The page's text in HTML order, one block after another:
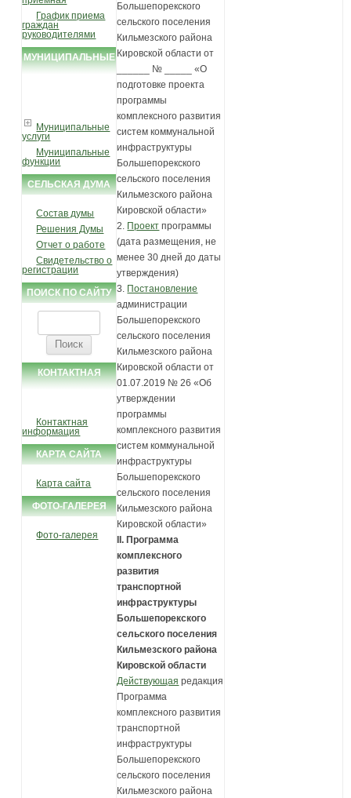
График приема
граждан
руководителями
МУНИЦИПАЛЬНЫЕ
Муниципальные
услуги
Муниципальные
функции
СЕЛЬСКАЯ ДУМА
Состав думы
Решения Думы
Отчет о работе
Свидетельство о
регистрации
ПОИСК ПО САЙТУ
КОНТАКТНАЯ
Контактная
информация
КАРТА САЙТА
Карта сайта
ФОТО-ГАЛЕРЕЯ
Фото-галерея
Большепорекского
сельского поселения
Кильмезского района
Кировской области от
______ № _____ «О
подготовке проекта
программы
комплексного развития
систем коммунальной
инфраструктуры
Большепорекского
сельского поселения
Кильмезского района
Кировской области»
2. Проект программы
(дата размещения, не
менее 30 дней до даты
утверждения)
3. Постановление
администрации
Большепорекского
сельского поселения
Кильмезского района
Кировской области от
01.07.2019 № 26 «Об
утверждении
программы
комплексного развития
систем коммунальной
инфраструктуры
Большепорекского
сельского поселения
Кильмезского района
Кировской области»
II. Программа
комплексного
развития
транспортной
инфраструктуры
Большепорекского
сельского поселения
Кильмезского района
Кировской области
Действующая редакция
Программа
комплексного развития
транспортной
инфраструктуры
Большепорекского
сельского поселения
Кильмезского района